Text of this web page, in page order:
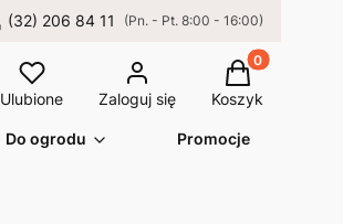
(32) 206 84 11 (Pn. - Pt. 8:00 - 16:00)
Ulubione Zaloguj się
Produkty w
Koszyk
Do ogrodu Promocje